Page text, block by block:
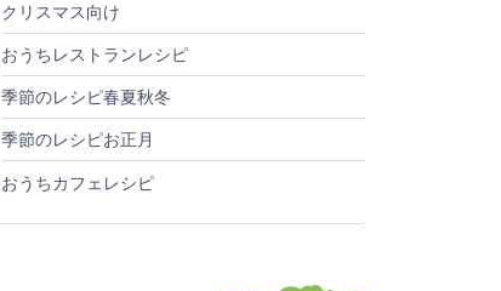
クリスマス向け
おうちレストランレシピ
季節のレシピ春夏秋冬
季節のレシピお正月
おうちカフェレシピ